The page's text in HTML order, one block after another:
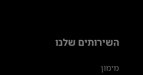
השירותים שלנו
מימון